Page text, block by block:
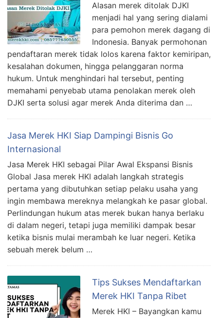
Alasan merek ditolak DJKI
menjadi hal yang sering dialami
para pemohon merek dagang di
Indonesia. Banyak permohonan
pendaftaran merek tidak lolos karena faktor kemiripan,
kesalahan dokumen, hingga pelanggaran norma
hukum. Untuk menghindari hal tersebut, penting
memahami penyebab utama penolakan merek oleh
DJKI serta solusi agar merek Anda diterima dan …
Jasa Merek HKI Siap Dampingi Bisnis Go
Internasional
Jasa Merek HKI sebagai Pilar Awal Ekspansi Bisnis
Global Jasa merek HKI adalah langkah strategis
pertama yang dibutuhkan setiap pelaku usaha yang
ingin membawa mereknya melangkah ke pasar global.
Perlindungan hukum atas merek bukan hanya berlaku
di dalam negeri, tetapi juga memiliki dampak besar
ketika bisnis mulai merambah ke luar negeri. Ketika
sebuah merek belum …
Tips Sukses Mendaftarkan
Merek HKI Tanpa Ribet
Merek HKI – Bayangkan kamu